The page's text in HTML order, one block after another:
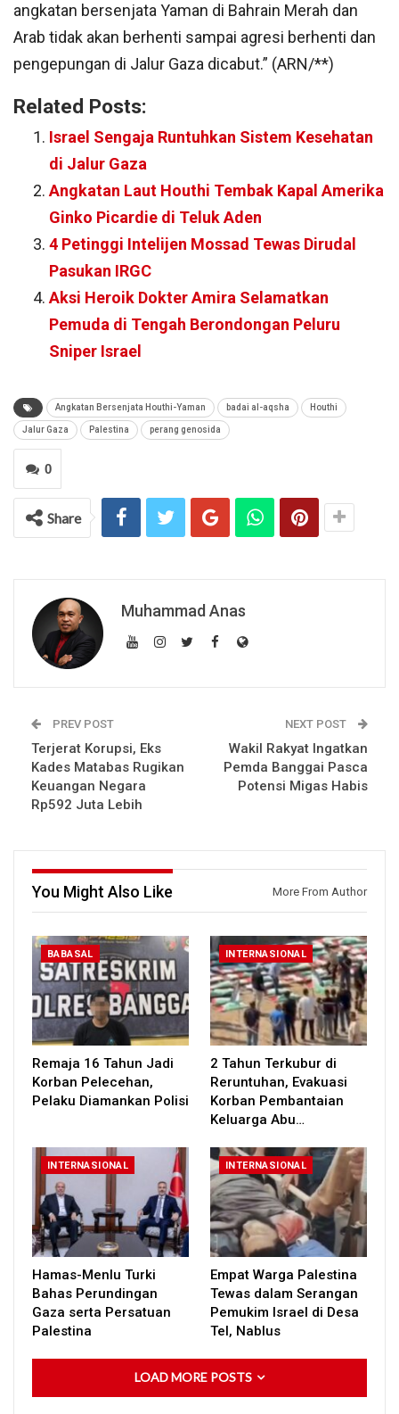
angkatan bersenjata Yaman di Bahrain Merah dan
Arab tidak akan berhenti sampai agresi berhenti dan
pengepungan di Jalur Gaza dicabut.” (ARN/**)
Related Posts:
Israel Sengaja Runtuhkan Sistem Kesehatan
di Jalur Gaza
Angkatan Laut Houthi Tembak Kapal Amerika
Ginko Picardie di Teluk Aden
4 Petinggi Intelijen Mossad Tewas Dirudal
Pasukan IRGC
Aksi Heroik Dokter Amira Selamatkan
Pemuda di Tengah Berondongan Peluru
Sniper Israel
Angkatan Bersenjata Houthi-Yaman badai al-aqsha Houthi
Jalur Gaza Palestina perang genosida
0
Share
Muhammad Anas
PREV POST
Terjerat Korupsi, Eks
Kades Matabas Rugikan
Keuangan Negara
Rp592 Juta Lebih
NEXT POST
Wakil Rakyat Ingatkan
Pemda Banggai Pasca
Potensi Migas Habis
You Might Also Like More From Author
BABASAL
Remaja 16 Tahun Jadi
Korban Pelecehan,
Pelaku Diamankan Polisi
INTERNASIONAL
2 Tahun Terkubur di
Reruntuhan, Evakuasi
Korban Pembantaian
Keluarga Abu…
INTERNASIONAL
Hamas-Menlu Turki
Bahas Perundingan
Gaza serta Persatuan
Palestina
INTERNASIONAL
Empat Warga Palestina
Tewas dalam Serangan
Pemukim Israel di Desa
Tel, Nablus
LOAD MORE POSTS